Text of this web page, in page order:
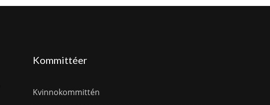
Kommittéer
Kvinnokommittén